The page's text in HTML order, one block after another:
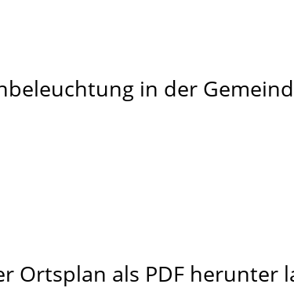
in der
Ortsplan als PDF herunter